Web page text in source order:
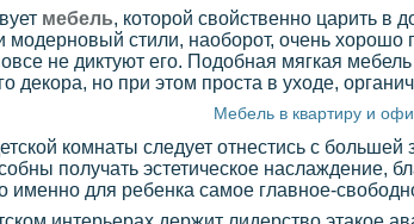
мебель, которой свойственно царить в
модерновый стили, наоборот, очень
не диктуют его. Подобная мягкая
декора, но при этом проста в уходе,
Мебель в квартиру и
комнаты следует отнестись с
получать эстетическое наслаждение,
для ребенка самое главное-